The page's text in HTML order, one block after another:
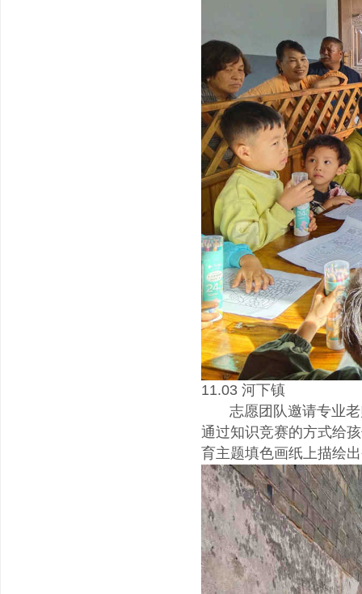
11.03 河下镇
志愿团队邀请专业老
通过知识竞赛的方式给
育主题填色画纸上描绘